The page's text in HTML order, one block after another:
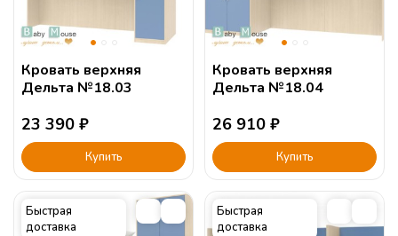
Кровать верхняя
Дельта №18.03
23 390 ₽
Купить
Кровать верхняя
Дельта №18.04
26 910 ₽
Купить
Быстрая
доставка
Быстрая
доставка